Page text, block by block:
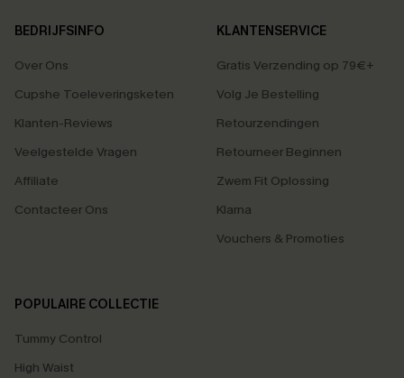
BEDRIJFSINFO
Over Ons
Cupshe Toeleveringsketen
Klanten-Reviews
Veelgestelde Vragen
Affiliate
Contacteer Ons
KLANTENSERVICE
Gratis Verzending op 79€+
Volg Je Bestelling
Retourzendingen
Retourneer Beginnen
Zwem Fit Oplossing
Klarna
Vouchers & Promoties
POPULAIRE COLLECTIE
Tummy Control
High Waist